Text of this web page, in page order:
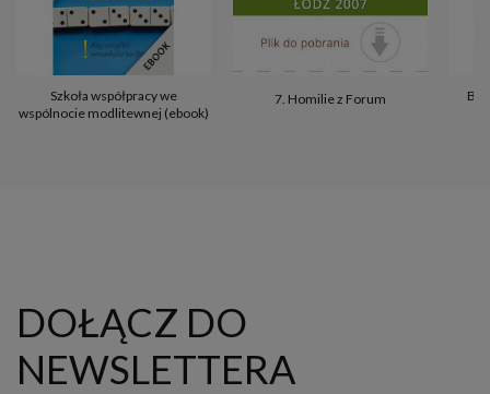
Szkoła współpracy we
wspólnocie modlitewnej (ebook)
7. Homilie z Forum
DOŁĄCZ DO
NEWSLETTERA